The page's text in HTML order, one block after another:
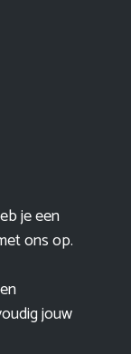
je een
ons op.
jouw